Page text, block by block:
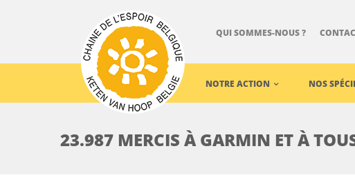
QUI SOMMES-NOUS ?
NOTRE ACTION NOS
23.987 MERCIS À GARMIN ET À